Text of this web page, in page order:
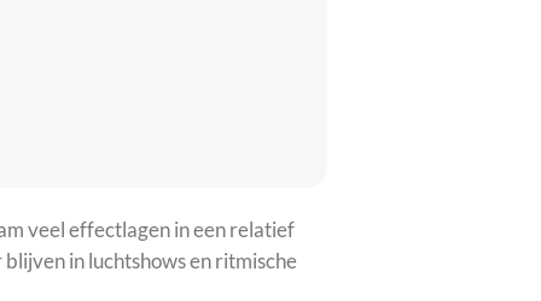
veel effectlagen in een relatief
in luchtshows en ritmische